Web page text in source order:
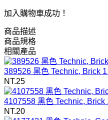
加入購物車成功！
商品描述
商品規格
相關產品
389526 黑色 Technic, Brick
NT.25
4107558 黑色 Technic,
NT.20